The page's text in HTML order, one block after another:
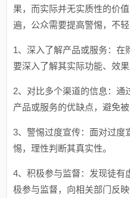
果，而实际并无实质性的价
遍，公众需要提高警惕，不
1、深入了解产品或服务：在
要深入了解其实际功能、效果
2、对比多个渠道的信息：通
产品或服务的优缺点，避免
3、警惕过度宣传：面对过度
惕，理性判断其真实性。
4、积极参与监督：发现徒有
极参与监督，向相关部门反